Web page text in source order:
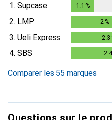
1. Supcase 1.1 %
2. LMP 2 %
3. Ueli Express 2.3
4. SBS 2.4
Comparer les 55 marques
Questions sur le